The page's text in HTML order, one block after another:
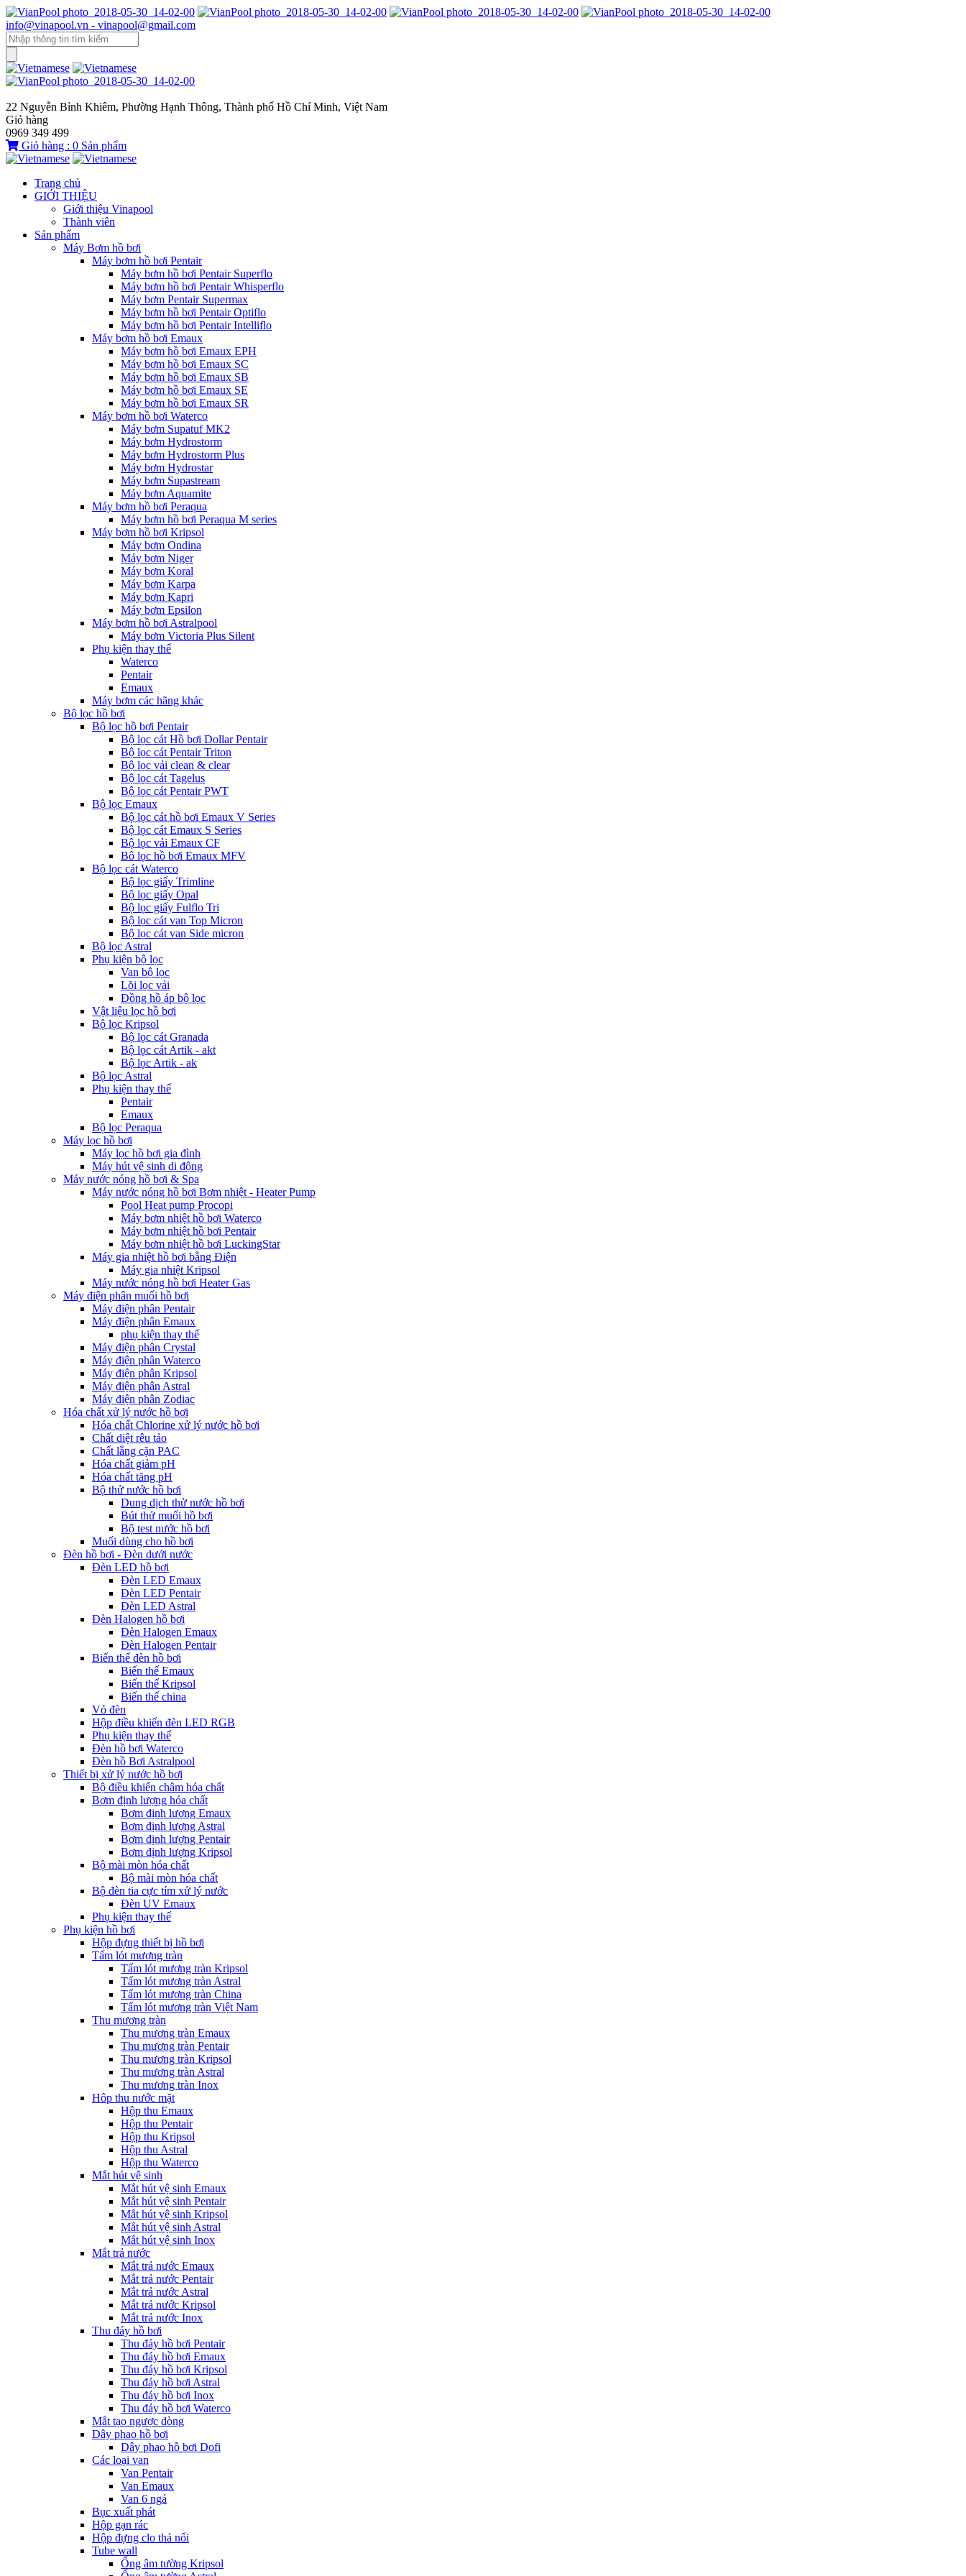
info@vinapool.vn - vinapool@gmail.com
22 Nguyễn Bỉnh Khiêm, Phường Hạnh Thông, Thành phố Hồ Chí Minh, Việt Nam
Giỏ hàng
0969 349 499
Giỏ hàng : 0 Sản phẩm
Trang chủ
GIỚI THIỆU
Giới thiệu Vinapool
Thành viên
Sản phẩm
Máy Bơm hồ bơi
Máy bơm hồ bơi Pentair
Máy bơm hồ bơi Pentair Superflo
Máy bơm hồ bơi Pentair Whisperflo
Máy bơm Pentair Supermax
Máy bơm hồ bơi Pentair Optiflo
Máy bơm hồ bơi Pentair Intelliflo
Máy bơm hồ bơi Emaux
Máy bơm hồ bơi Emaux EPH
Máy bơm hồ bơi Emaux SC
Máy bơm hồ bơi Emaux SB
Máy bơm hồ bơi Emaux SE
Máy bơm hồ bơi Emaux SR
Máy bơm hồ bơi Waterco
Máy bơm Supatuf MK2
Máy bơm Hydrostorm
Máy bơm Hydrostorm Plus
Máy bơm Hydrostar
Máy bơm Supastream
Máy bơm Aquamite
Máy bơm hồ bơi Peraqua
Máy bơm hồ bơi Peraqua M series
Máy bơm hồ bơi Kripsol
Máy bơm Ondina
Máy bơm Niger
Máy bơm Koral
Máy bơm Karpa
Máy bơm Kapri
Máy bơm Epsilon
Máy bơm hồ bơi Astralpool
Máy bơm Victoria Plus Silent
Phụ kiện thay thế
Waterco
Pentair
Emaux
Máy bơm các hãng khác
Bộ lọc hồ bơi
Bộ lọc hồ bơi Pentair
Bộ lọc cát Hồ bơi Dollar Pentair
Bộ lọc cát Pentair Triton
Bộ lọc vải clean & clear
Bộ lọc cát Tagelus
Bộ lọc cát Pentair PWT
Bộ lọc Emaux
Bộ lọc cát hồ bơi Emaux V Series
Bộ lọc cát Emaux S Series
Bộ lọc vải Emaux CF
Bô lọc hồ bơi Emaux MFV
Bộ lọc cát Waterco
Bộ lọc giấy Trimline
Bộ lọc giấy Opal
Bộ lọc giấy Fulflo Tri
Bộ lọc cát van Top Micron
Bộ lọc cát van Side micron
Bộ lọc Astral
Phụ kiện bộ lọc
Van bộ lọc
Lõi lọc vải
Đồng hồ áp bộ lọc
Vật liệu lọc hồ bơi
Bộ lọc Kripsol
Bộ lọc cát Granada
Bộ lọc cát Artik - akt
Bộ lọc Artik - ak
Bộ lọc Astral
Phụ kiện thay thế
Pentair
Emaux
Bộ lọc Peraqua
Máy lọc hồ bơi
Máy lọc hồ bơi gia đình
Máy hút vệ sinh di động
Máy nước nóng hồ bơi & Spa
Máy nước nóng hồ bơi Bơm nhiệt - Heater Pump
Pool Heat pump Procopi
Máy bơm nhiệt hồ bơi Waterco
Máy bơm nhiệt hồ bơi Pentair
Máy bơm nhiệt hồ bơi LuckingStar
Máy gia nhiệt hồ bơi bằng Điện
Máy gia nhiệt Kripsol
Máy nước nóng hồ bơi Heater Gas
Máy điện phân muối hồ bơi
Máy điện phân Pentair
Máy điện phân Emaux
phụ kiện thay thế
Máy điện phân Crystal
Máy điện phân Waterco
Máy điện phân Kripsol
Máy điện phân Astral
Máy điện phân Zodiac
Hóa chất xử lý nước hồ bơi
Hóa chất Chlorine xử lý nước hồ bơi
Chất diệt rêu tảo
Chất lắng cặn PAC
Hóa chất giảm pH
Hóa chất tăng pH
Bộ thử nước hồ bơi
Dung dịch thử nước hồ bơi
Bút thử muối hồ bơi
Bộ test nước hồ bơi
Muối dùng cho hồ bơi
Đèn hồ bơi - Đèn dưới nước
Đèn LED hồ bơi
Đèn LED Emaux
Đèn LED Pentair
Đèn LED Astral
Đèn Halogen hồ bơi
Đèn Halogen Emaux
Đèn Halogen Pentair
Biến thế đèn hồ bơi
Biến thế Emaux
Biến thế Kripsol
Biến thế china
Vỏ đèn
Hộp điều khiển đèn LED RGB
Phụ kiện thay thế
Đèn hồ bơi Waterco
Đèn hồ Bơi Astralpool
Thiết bị xử lý nước hồ bơi
Bộ điều khiển châm hóa chất
Bơm định lượng hóa chất
Bơm định lượng Emaux
Bơm định lượng Astral
Bơm định lượng Pentair
Bơm định lượng Kripsol
Bộ mài mòn hóa chất
Bộ mài mòn hóa chất
Bộ đèn tia cực tím xử lý nước
Đèn UV Emaux
Phụ kiện thay thế
Phụ kiện hồ bơi
Hộp đựng thiết bị hồ bơi
Tấm lót mương tràn
Tấm lót mương tràn Kripsol
Tấm lót mương tràn Astral
Tấm lót mương tràn China
Tấm lót mương tràn Việt Nam
Thu mương tràn
Thu mương tràn Emaux
Thu mương tràn Pentair
Thu mương tràn Kripsol
Thu mương tràn Astral
Thu mương tràn Inox
Hôp thu nước mặt
Hộp thu Emaux
Hộp thu Pentair
Hộp thu Kripsol
Hộp thu Astral
Hộp thu Waterco
Mắt hút vệ sinh
Mắt hút vệ sinh Emaux
Mắt hút vệ sinh Pentair
Mắt hút vệ sinh Kripsol
Mắt hút vệ sinh Astral
Mắt hút vệ sinh Inox
Mắt trả nước
Mắt trả nước Emaux
Mắt trả nước Pentair
Mắt trả nước Astral
Mắt trả nước Kripsol
Mắt trả nước Inox
Thu đáy hồ bơi
Thu đáy hồ bơi Pentair
Thu đáy hồ bơi Emaux
Thu đáy hồ bơi Kripsol
Thu đáy hồ bơi Astral
Thu đáy hồ bơi Inox
Thu đáy hồ bơi Waterco
Mắt tạo ngược dòng
Dây phao hồ bơi
Dây phao hồ bơi Dofi
Các loại van
Van Pentair
Van Emaux
Van 6 ngả
Bục xuất phát
Hộp gạn rác
Hộp đựng clo thả nổi
Tube wall
Ống âm tường Kripsol